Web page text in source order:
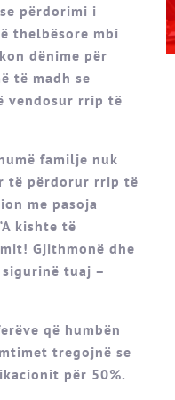
përdorimi i
thelbësore mbi
dënime për
të madh se
vendosur rrip të
familje nuk
të përdorur rrip të
me pasoja
kishte të
Gjithmonë dhe
tuaj –
që humbën
tregojnë se
për 50%.